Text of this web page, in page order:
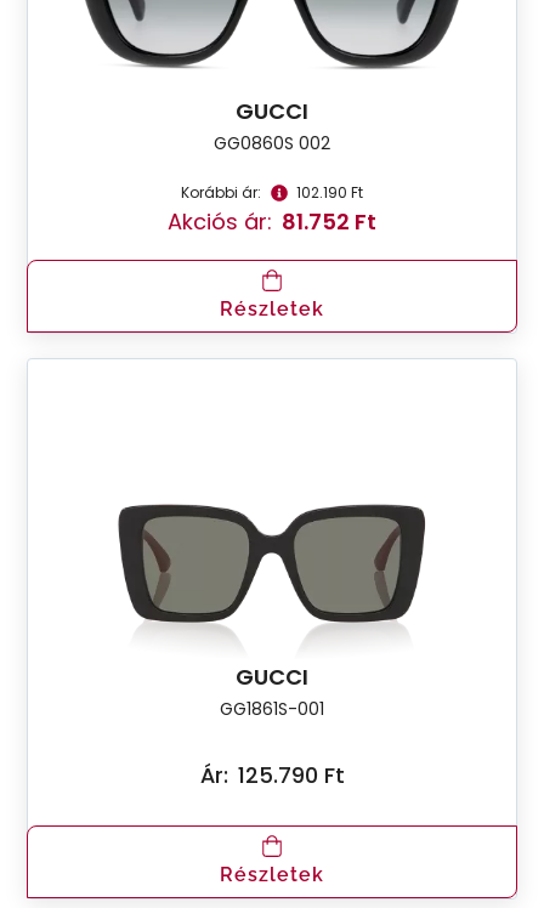
GUCCI
GG0860S 002
Korábbi ár: 102.190 Ft
Akciós ár: 81.752 Ft
Részletek
GUCCI
GG1861S-001
Ár: 125.790 Ft
Részletek